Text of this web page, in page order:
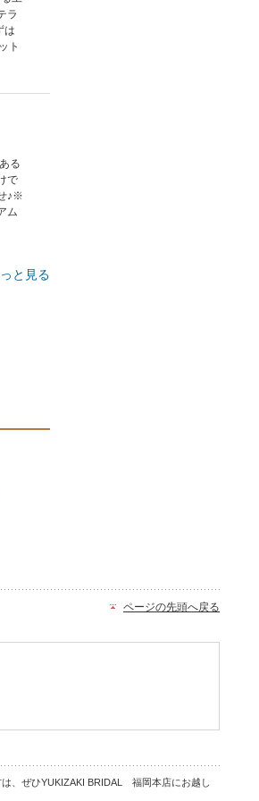
ラ
は
ト
る
で
♪※
ム
と見る
ページの先頭へ戻る
、ぜひYUKIZAKI BRIDAL 福岡本店にお越し